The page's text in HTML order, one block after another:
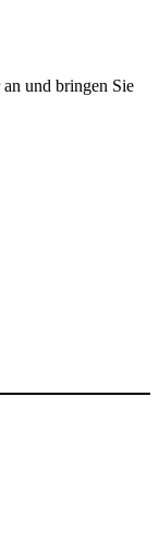
und bringen Sie